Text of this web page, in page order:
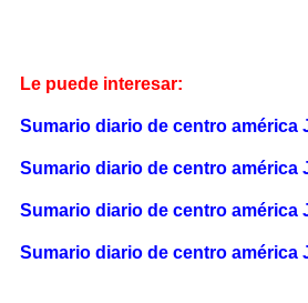
Le puede interesar:
Sumario diario de centro américa
Sumario diario de centro américa
Sumario diario de centro américa
Sumario diario de centro américa